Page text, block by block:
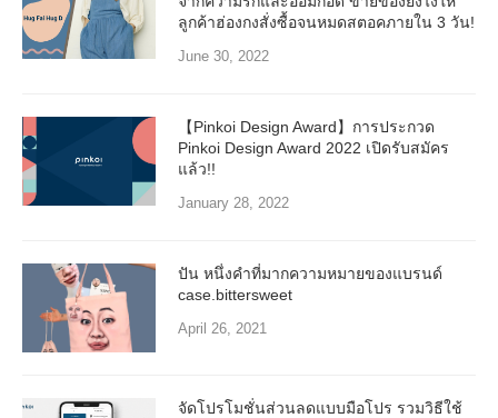
ลูกค้าฮ่องกงสั่งซื้อจนหมดสตอคภายใน 3 วัน!
June 30, 2022
【Pinkoi Design Award】การประกวด
Pinkoi Design Award 2022 เปิดรับสมัคร
แล้ว!!
January 28, 2022
ปัน หนึ่งคำที่มากความหมายของแบรนด์
case.bittersweet
April 26, 2021
จัดโปรโมชั่นส่วนลดแบบมือโปร รวมวิธีใช้